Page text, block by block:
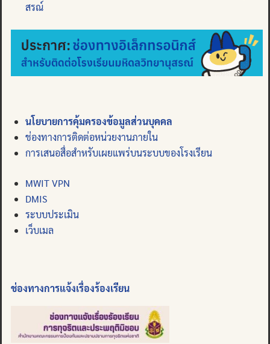
สรณ์
นโยบายการคุ้มครองข้อมูลส่วนบุคคล
ช่องทางการติดต่อหน่วยงานภายใน
การเสนอสื่อสำหรับเผยแพร่บนระบบของโรงเรียน
MWIT VPN
DMIS
ระบบประเมิน
เว็บเมล
ช่องทางการแจ้งเรื่องร้องเรียน